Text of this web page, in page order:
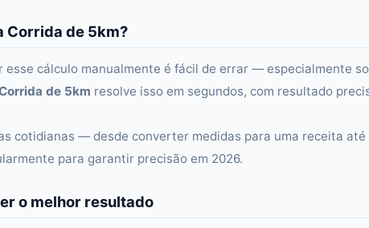
Corrida de 5km?
esse cálculo manualmente é fácil de errar — especialmente
de 5km resolve isso em segundos, com resultado
cotidianas — desde converter medidas para uma receita até
para garantir precisão em 2026.
o melhor resultado